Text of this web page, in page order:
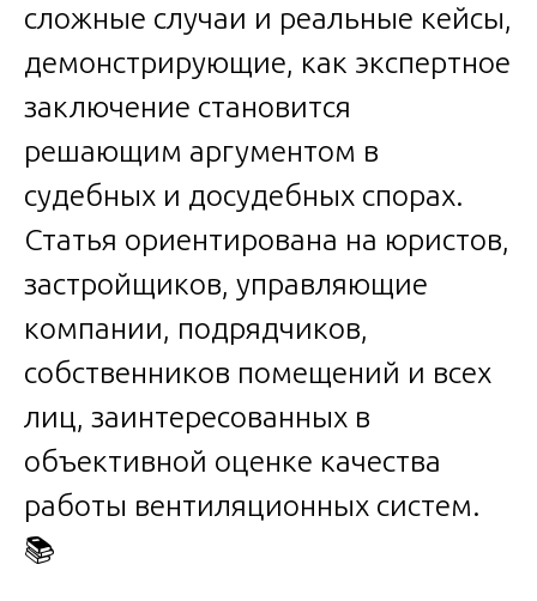
сложные случаи и реальные кейсы,
демонстрирующие, как экспертное
заключение становится
решающим аргументом в
судебных и досудебных спорах.
Статья ориентирована на юристов,
застройщиков, управляющие
компании, подрядчиков,
собственников помещений и всех
лиц, заинтересованных в
объективной оценке качества
работы вентиляционных систем.
📚